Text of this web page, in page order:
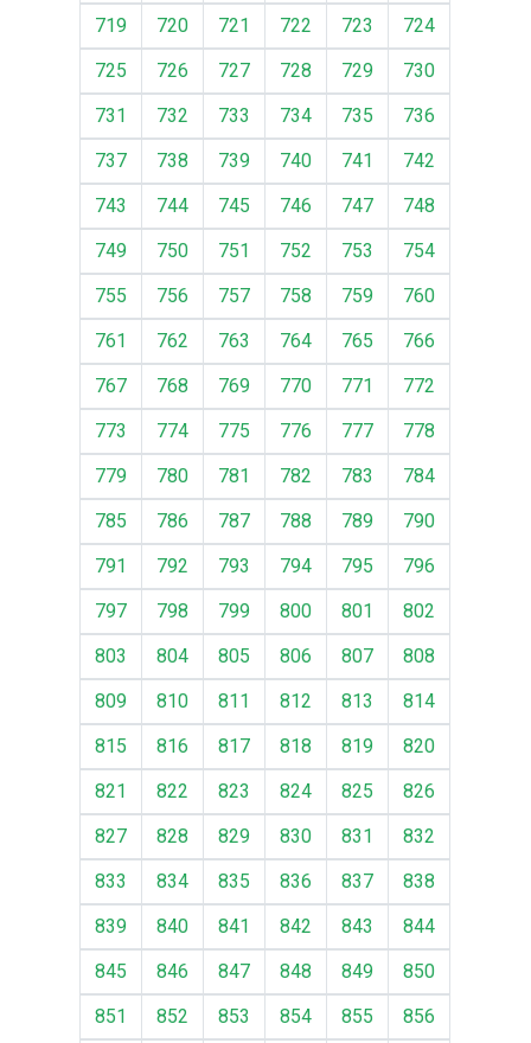
719 720 721 722 723
724
725
726 727 728 729
730
731
732 733 734 735
736
737
738 739 740 741
742
743
744 745 746 747
748
749
750 751 752 753
754
755
756 757 758 759
760
761
762 763 764 765
766
767
768 769 770 771
772
773
774 775 776 777
778
779
780 781 782 783
784
785
786 787 788 789
790
791
792 793 794 795
796
797
798 799 800 801
802
803
804 805 806 807
808
809
810 811 812 813
814
815
816 817 818 819
820
821
822 823 824 825
826
827
828 829 830 831
832
833
834 835 836 837
838
839
840 841 842 843
844
845
846 847 848 849
850
851
852 853 854 855
856